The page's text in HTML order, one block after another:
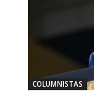
COLUMNISTAS